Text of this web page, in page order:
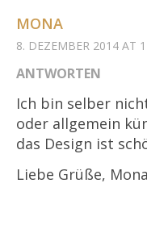
MONA
8. DEZEMBER 2014 AT
ANTWORTEN
Ich bin selber
oder allgemein
das Design ist
Liebe Grüße,